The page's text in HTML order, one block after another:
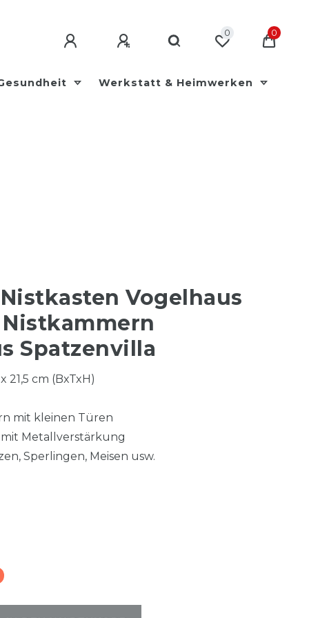
0 0
Werkstatt & Heimwerken
Vogelhaus
Spatzenvilla
21,5 cm (BxTxH)
mit kleinen Türen
Metallverstärkung
Sperlingen, Meisen usw.